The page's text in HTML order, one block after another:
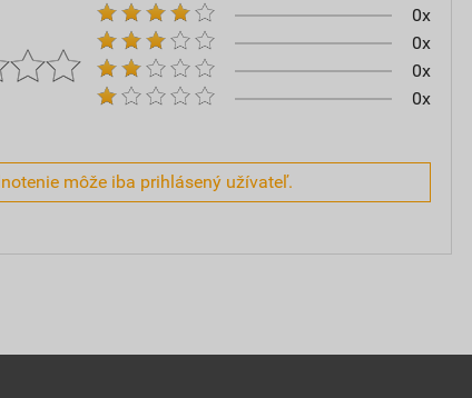
0x
0x
0x
0x
môže iba prihlásený užívateľ.